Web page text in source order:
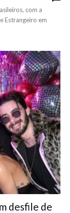
com a
Estrangeiro em
desfile de